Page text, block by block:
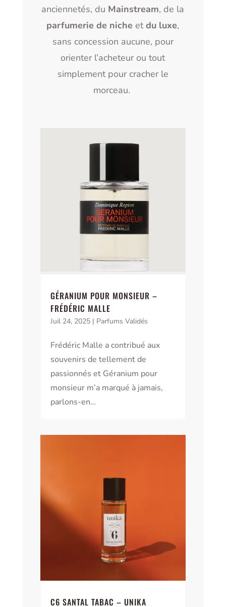
anciennetés, du Mainstream, de la
parfumerie de niche etdu luxe,
sans concession aucune, pour
orienter l’acheteur ou tout
simplement pour cracher le
morceau.
GÉRANIUM POUR MONSIEUR –
FRÉDÉRIC MALLE
Juil 24, 2025| Parfums Validés
Frédéric Malle a contribué aux
souvenirs de tellement de
passionnés et Géranium pour
monsieur m’a marqué à jamais,
parlons-en…
C6 SANTAL TABAC – UNIKA